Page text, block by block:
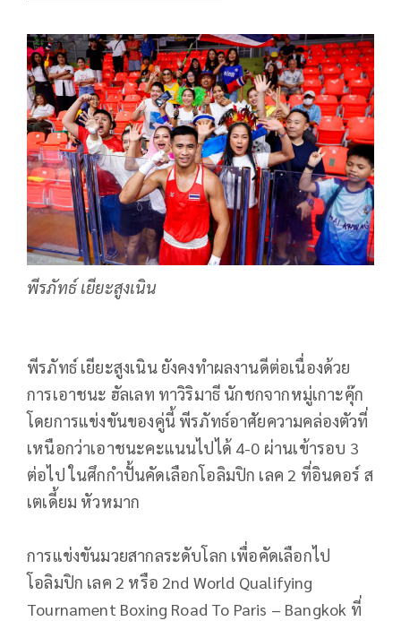
พีรภัทธ์ เยียะสูงเนิน
พีรภัทธ์ เยียะสูงเนิน ยังคงทำผลงานดีต่อเนื่องด้วย
การเอาชนะ ฮัลเลท ทาวิริมาธี นักชกจากหมู่เกาะคุ๊ก
โดยการแข่งขันของคู่นี้ พีรภัทธ์อาศัยความคล่องตัวที่
เหนือกว่าเอาชนะคะแนนไปได้ 4-0 ผ่านเข้ารอบ 3
ต่อไป ในศึกกำปั้นคัดเลือกโอลิมปิก เลค 2 ที่อินดอร์ ส
เตเดี้ยม หัวหมาก
การแข่งขันมวยสากลระดับโลก เพื่อคัดเลือกไป
โอลิมปิก เลค 2 หรือ 2nd World Qualifying
Tournament Boxing Road To Paris – Bangkok ที่